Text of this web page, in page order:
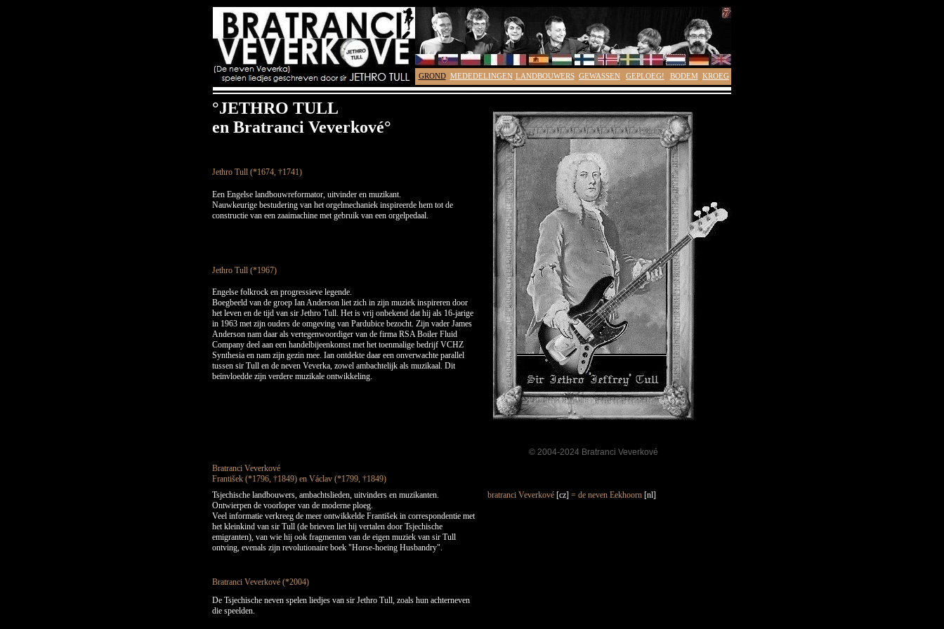
GROND MEDEDELINGEN LANDBOUWERS GEWASSEN GEPLOEG! BODEM KROEG
°JETHRO TULL
en Bratranci Veverkové°
Jethro Tull (*1674, †1741)
Een Engelse landbouwreformator, uitvinder en muzikant.
Nauwkeurige bestudering van het orgelmechaniek inspireerde hem tot de
constructie van een zaaimachine met gebruik van een orgelpedaal.
Jethro Tull (*1967)
Engelse folkrock en progressieve legende.
Boegbeeld van de groep Ian Anderson liet zich in zijn muziek inspireren door
het leven en de tijd van sir Jethro Tull. Het is vrij onbekend dat hij als 16-jarige
in 1963 met zijn ouders de omgeving van Pardubice bezocht. Zijn vader James
Anderson nam daar als vertegenwoordiger van de firma RSA Boiler Fluid
Company deel aan een handelbijeenkomst met het toenmalige bedrijf VCHZ
Synthesia en nam zijn gezin mee. Ian ontdekte daar een onverwachte parallel
tussen sir Tull en de neven Veverka, zowel ambachtelijk als muzikaal. Dit
beïnvloedde zijn verdere muzikale ontwikkeling.
© 2004-2024 Bratranci Veverkové
Bratranci Veverkové
František (*1796, †1849) en Václav (*1799, †1849)
Tsjechische landbouwers, ambachtslieden, uitvinders en muzikanten.
Ontwierpen de voorloper van de moderne ploeg.
Veel informatie verkreeg de meer ontwikkelde František in correspondentie met
het kleinkind van sir Tull (de brieven liet hij vertalen door Tsjechische
emigranten), van wie hij ook fragmenten van de eigen muziek van sir Tull
ontving, evenals zijn revolutionaire boek "Horse-hoeing Husbandry".
bratranci Veverkové [cz] = de neven Eekhoorn [nl]
Bratranci Veverkové (*2004)
De Tsjechische neven spelen liedjes van sir Jethro Tull, zoals hun achterneven
die speelden.